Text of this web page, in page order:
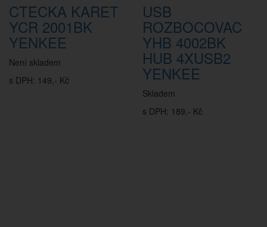
CTECKA KARET
YCR 2001BK
YENKEE
Není skladem
s DPH: 149,- Kč
USB
ROZBOCOVAC
YHB 4002BK
HUB 4XUSB2
YENKEE
Skladem
s DPH: 189,- Kč